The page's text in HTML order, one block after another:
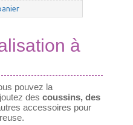
à
pouvez la
des coussins, des
accessoires pour